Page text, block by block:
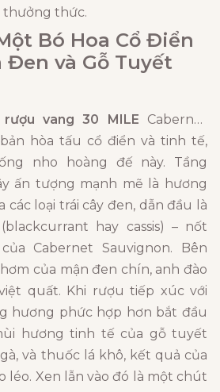
thưởng thức.
Bó Hoa Cổ Điển
Đen và Gỗ Tuyết
rượu vang 30 MILE Cabernet
hòa tấu cổ điển và tinh tế,
nho hoàng đế này. Tầng
ấn tượng mạnh mẽ là hương
loại trái cây đen, dẫn đầu là
hay cassis) – nốt
Cabernet Sauvignon. Bên
của mận đen chín, anh đào
quất. Khi rượu tiếp xúc với
hương phức hợp hơn bắt đầu
hương tinh tế của gỗ tuyết
và thuốc lá khô, kết quả của
léo. Xen lẫn vào đó là một chút